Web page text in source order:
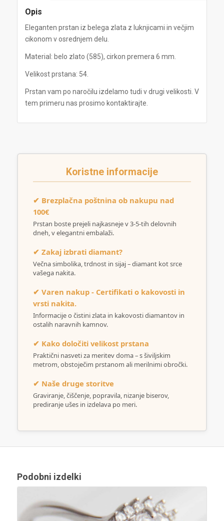
Opis
Eleganten prstan iz belega zlata z luknjicami in večjim
cikonom v osrednjem delu.
Material: belo zlato (585), cirkon premera 6 mm.
Velikost prstana: 54.
Prstan vam po naročilu izdelamo tudi v drugi velikosti. V
tem primeru nas prosimo kontaktirajte.
Koristne informacije
✔ Brezplačna poštnina ob nakupu nad
100€
Prstan boste prejeli najkasneje v 3-5-tih delovnih
dneh, v elegantni embalaži.
✔ Zakaj izbrati diamant?
Večna simbolika, trdnost in sijaj – diamant kot srce
vašega nakita.
✔ Varen nakup - Certifikati o kakovosti in
vrsti nakita.
Informacije o čistini zlata in kakovosti diamantov in
ostalih naravnih kamnov.
✔ Kako določiti velikost prstana
Praktični nasveti za meritev doma – s šiviljskim
metrom, obstoječim prstanom ali merilnimi obročki.
✔ Naše druge storitve
Graviranje, čiščenje, popravila, nizanje biserov,
prediranje ušes in izdelava po meri.
Podobni izdelki